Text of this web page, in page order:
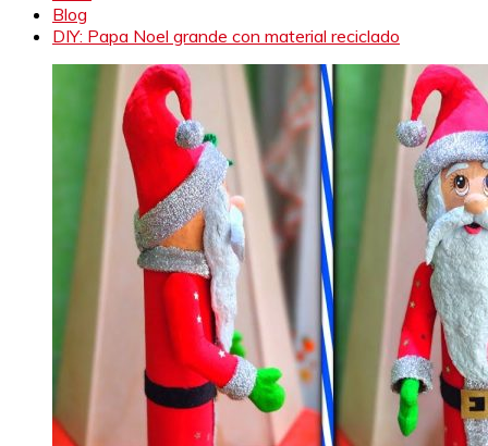
Blog
DIY: Papa Noel grande con material reciclado